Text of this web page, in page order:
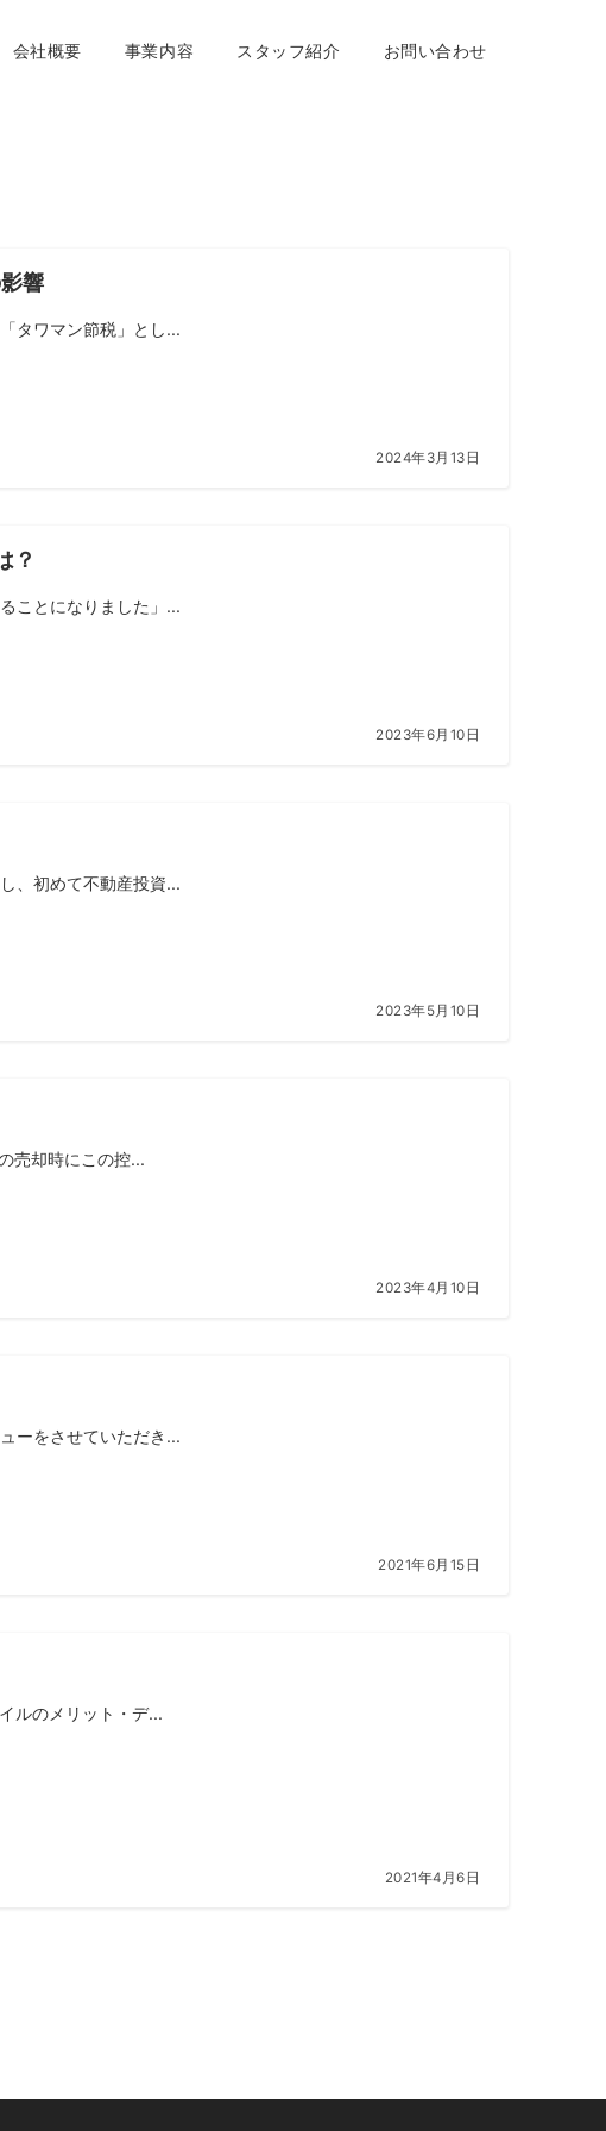
会社概要 事業内容 スタッフ紹介 お問い合わせ
響
タワマン節税」とし...
2024年3月13日
？
ことになりました」...
2023年6月10日
、初めて不動産投資...
2023年5月10日
売却時にこの控...
2023年4月10日
ーをさせていただき...
2021年6月15日
ルのメリット・デ...
2021年4月6日